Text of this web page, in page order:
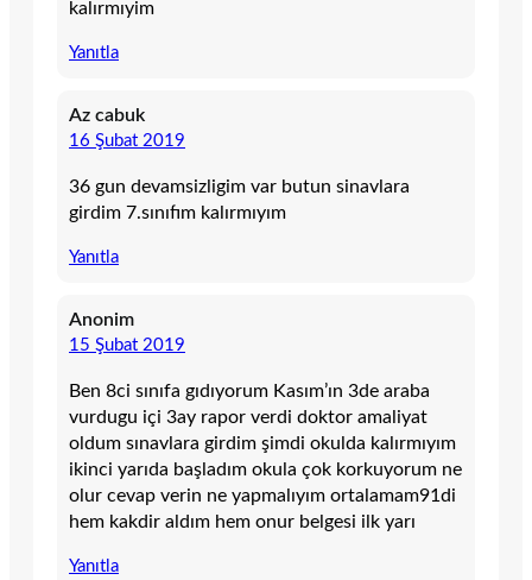
kalırmıyim
Yanıtla
Az cabuk
16 Şubat 2019
36 gun devamsizligim var butun sinavlara
girdim 7.sınıfım kalırmıyım
Yanıtla
Anonim
15 Şubat 2019
Ben 8ci sınıfa gıdıyorum Kasım’ın 3de araba
vurdugu içi 3ay rapor verdi doktor amaliyat
oldum sınavlara girdim şimdi okulda kalırmıyım
ikinci yarıda başladım okula çok korkuyorum ne
olur cevap verin ne yapmalıyım ortalamam91di
hem kakdir aldım hem onur belgesi ilk yarı
Yanıtla